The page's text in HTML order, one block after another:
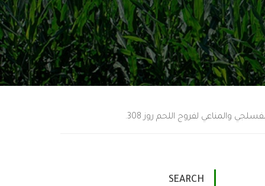
والمناعي لفروج اللحم روز 308.
SEARCH